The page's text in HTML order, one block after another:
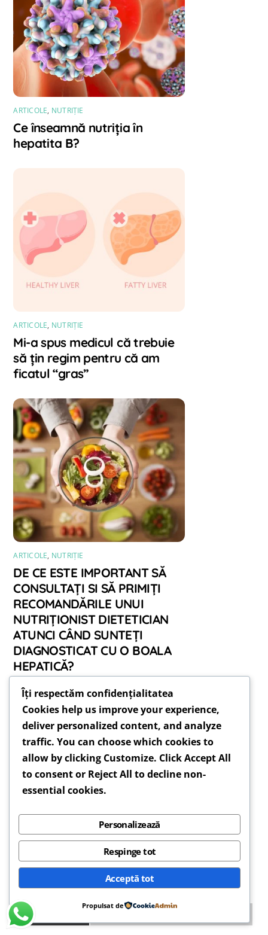
ARTICOLE, NUTRIȚIE
Ce înseamnă nutriția în
hepatita B?
ARTICOLE, NUTRIȚIE
Mi-a spus medicul că trebuie
să țin regim pentru că am
ficatul “gras”
ARTICOLE, NUTRIȚIE
DE CE ESTE IMPORTANT SĂ
CONSULTAȚI SI SĂ PRIMIȚI
RECOMANDĂRILE UNUI
NUTRIȚIONIST DIETETICIAN
ATUNCI CÂND SUNTEȚI
DIAGNOSTICAT CU O BOALA
HEPATICĂ?
Curs Online Hepatita Virala
Îți respectăm confidențialitatea
Cookies help us improve your experience,
deliver personalized content, and analyze
traffic. You can choose which cookies to
allow by clicking Customize. ClickAccept All
to consent or Reject All to decline non-
essential cookies.
Personalizează
Respinge tot
Acceptă tot
Propulsat de